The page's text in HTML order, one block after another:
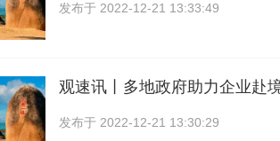
发布于 2022-12-21 13:33:49
观速讯丨多地政府助力企业赴
发布于 2022-12-21 13:30:29